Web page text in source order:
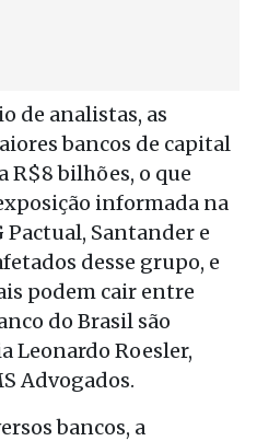
de analistas, as
bancos de capital
R$8 bilhões, o que
informada na
Pactual, Santander e
desse grupo, e
podem cair entre
do Brasil são
Leonardo Roesler,
Advogados.
bancos, a